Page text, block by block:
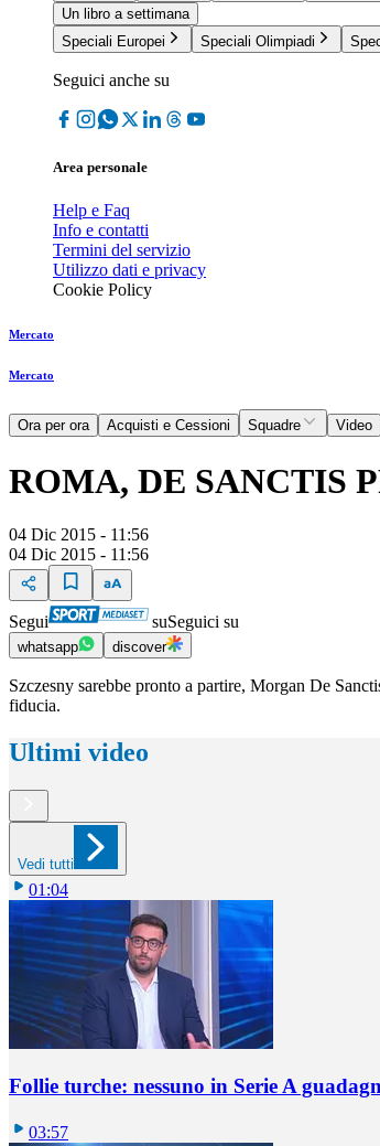
Un libro a settimana
Speciali Europei
Speciali Olimpiadi
Seguici anche su
Area personale
Help e Faq
Info e contatti
Termini del servizio
Utilizzo dati e privacy
Cookie Policy
Mercato
Mercato
Ora per ora Acquisti e Cessioni Squadre Video
ROMA, DE SANCTIS
04 Dic 2015 - 11:56
04 Dic 2015 - 11:56
Segui suSeguici su
whatsapp discover
Szczesny sarebbe pronto a partire, Morgan De
fiducia.
Ultimi video
Vedi tutti
01:04
Follie turche: nessuno in Serie A
03:57